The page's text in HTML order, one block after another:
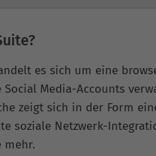
es sich um eine
Media-Accounts
zeigt sich in der Form
soziale Netzwerk-
mehr.